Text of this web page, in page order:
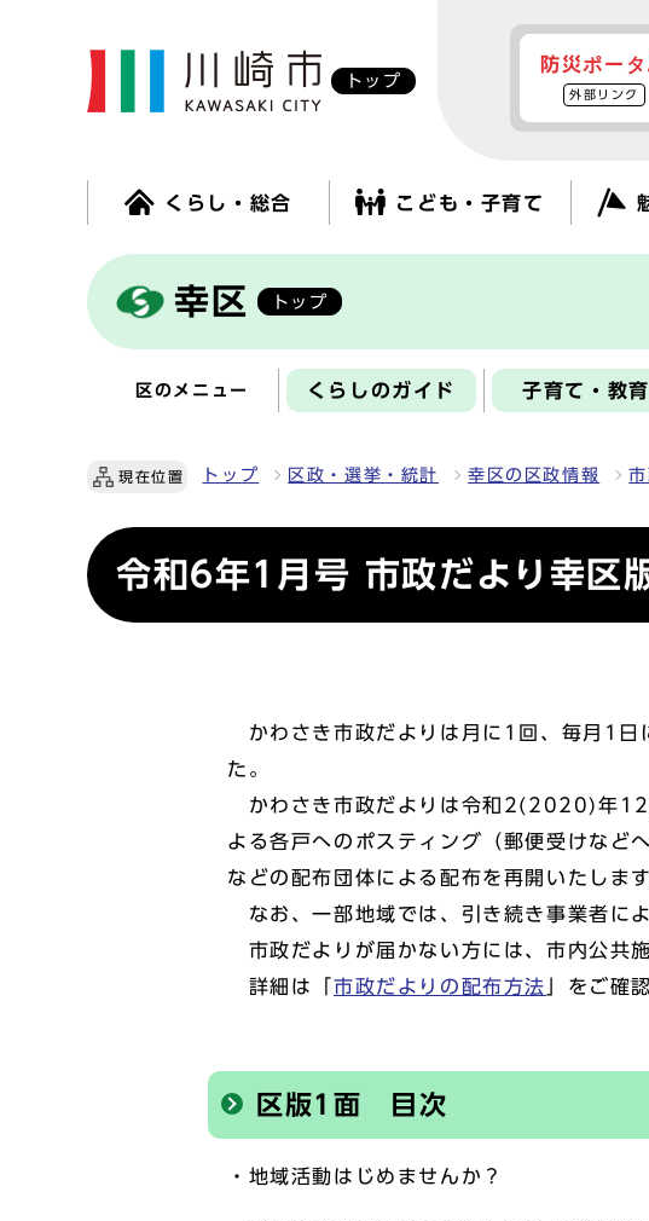
トップ
防災ポータ
外部リンク
くらし・総合 こども・子育て
幸区 トップ
区のメニュー くらしのガイド 子育て・教育
現在位置 トップ 区政・選挙・統計 幸区の区政情報
令和6年1月号 市政だより幸区
かわさき市政だよりは月に1回、毎月1
た。
かわさき市政だよりは令和2(2020)年12
よる各戸へのポスティング（郵便受けな
などの配布団体による配布を再開いたします
なお、一部地域では、引き続き事業者に
市政だよりが届かない方には、市内公共
詳細は「 市政だよりの配布方法 」をご確
区版1面 目次
・地域活動はじめませんか？